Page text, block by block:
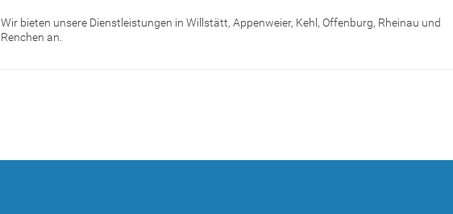
Wir bieten unsere Dienstleistungen in Willstätt, Appenweier, Kehl, Offenburg, Rheinau und
Renchen an.